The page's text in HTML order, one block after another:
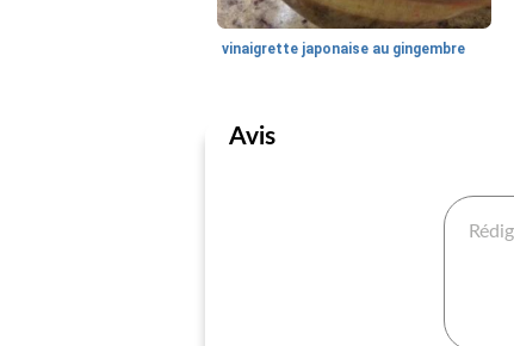
vinaigrette japonaise au gingembre
Avis